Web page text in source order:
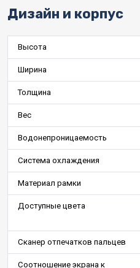
Дизайн и корпус
Высота
Ширина
Толщина
Вес
Водонепроницаемость
Система охлаждения
Материал рамки
Доступные цвета
Сканер отпечатков пальцев
Соотношение экрана к